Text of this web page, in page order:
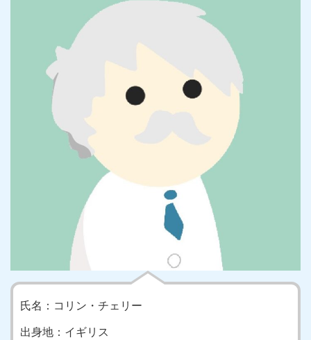
氏名：コリン・チェリー
出身地：イギリス